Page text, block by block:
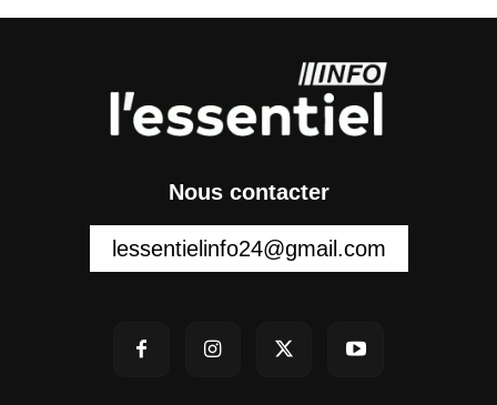
Nous contacter
lessentielinfo24@gmail.com